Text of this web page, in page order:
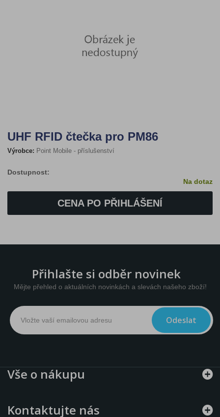
UHF RFID čtečka pro PM86
Výrobce: Point Mobile - příslušenství
Dostupnost:
Na dotaz
CENA PO PŘIHLÁŠENÍ
Přihlašte si odběr novinek
Mějte přehled o aktuálních novinkách a slevách našeho zboží!
Odeslat
Vše o nákupu
Kontaktujte nás